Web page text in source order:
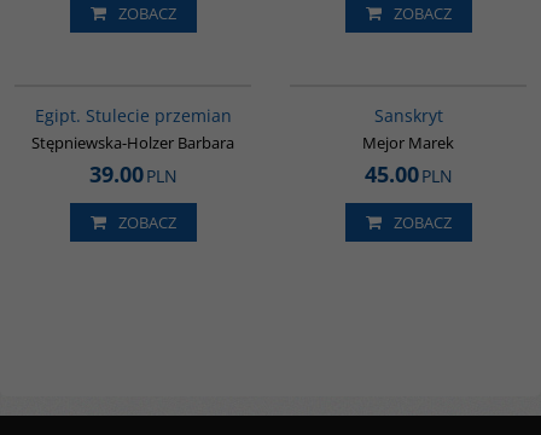
ZOBACZ ZOBACZ
Egipt. Stulecie przemian
Stępniewska-Holzer Barbara
39.00PLN
ZOBACZ
Sanskryt
Mejor Marek
45.00PLN
ZOBACZ